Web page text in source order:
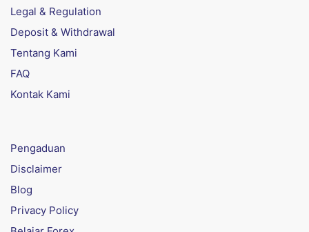
Legal & Regulation
Deposit & Withdrawal
Tentang Kami
FAQ
Kontak Kami
Pengaduan
Disclaimer
Blog
Privacy Policy